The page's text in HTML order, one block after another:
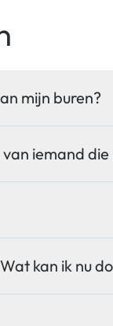
mijn buren?
iemand
kan ik nu